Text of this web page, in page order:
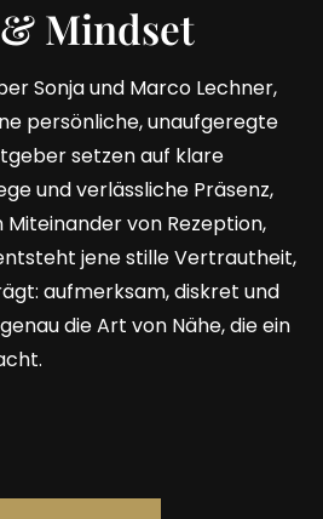
Mindset
Sonja und Marco Lechner,
persönliche, unaufgeregte
setzen auf klare
und verlässliche Präsenz,
von Rezeption,
jene stille Vertrautheit,
aufmerksam, diskret und
die Art von Nähe, die ein